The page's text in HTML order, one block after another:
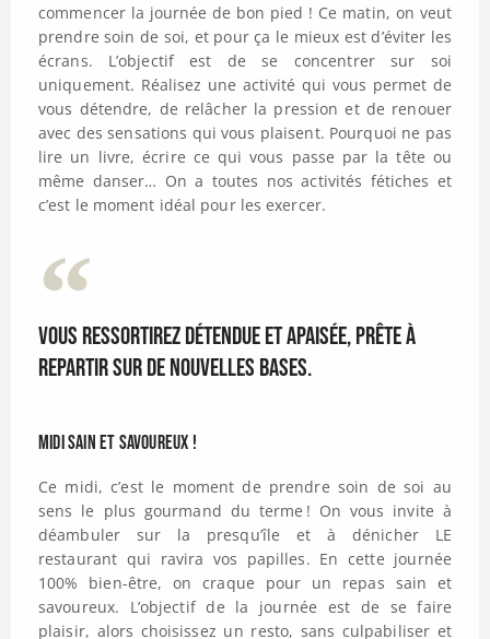
commencer la journée de bon pied ! Ce matin, on veut
prendre soin de soi, et pour ça le mieux est d’éviter les
écrans. L’objectif est de se concentrer sur soi
uniquement. Réalisez une activité qui vous permet de
vous détendre, de relâcher la pression et de renouer
avec des sensations qui vous plaisent. Pourquoi ne pas
lire un livre, écrire ce qui vous passe par la tête ou
même danser… On a toutes nos activités fétiches et
c’est le moment idéal pour les exercer.
Vous ressortirez détendue et apaisée, prête à
repartir sur de nouvelles bases.
Midi sain et savoureux !
Ce midi, c’est le moment de prendre soin de soi au
sens le plus gourmand du terme ! On vous invite à
déambuler sur la presqu’île et à dénicher LE
restaurant qui ravira vos papilles. En cette journée
100% bien-être, on craque pour un repas sain et
savoureux. L’objectif de la journée est de se faire
plaisir, alors choisissez un resto, sans culpabiliser et